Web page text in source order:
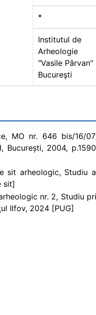
*
Institutul de
Arheologie
"Vasile Pârvan"
Bucureşti
MO nr. 646 bis/16/
București, 2004,
sit arheologic, Studiu
sit]
nr. 2, Studiu
Ilfov, 2024 [PUG]